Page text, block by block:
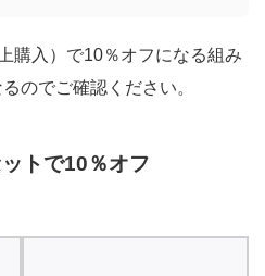
購入）で10％オフになる組み
のでご確認ください。
トで10％オフ